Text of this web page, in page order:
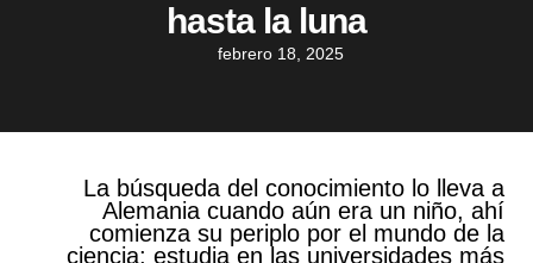
hasta la luna
febrero 18, 2025
La búsqueda del conocimiento lo lleva a
Alemania cuando aún era un niño, ahí
comienza su periplo por el mundo de la
ciencia; estudia en las universidades más